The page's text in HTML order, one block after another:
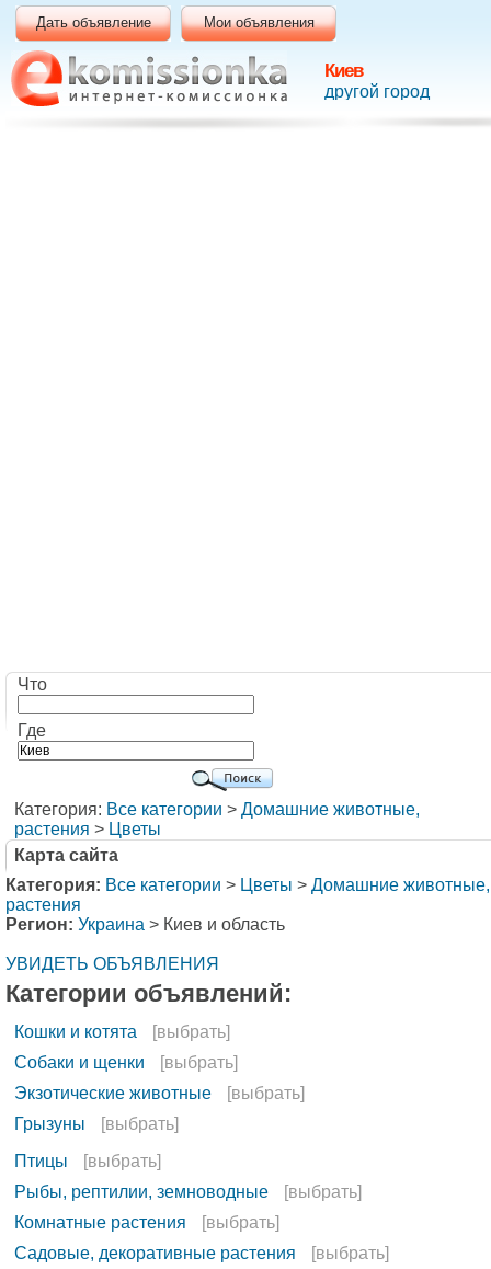
Киев
другой город
Дать объявление Мои объявления
Что
Где
Категория: Все категории > Домашние животные,
растения > Цветы
Карта сайта
Категория: Все категории > Цветы > Домашние животные,
растения
Регион: Украина > Киев и область
УВИДЕТЬ ОБЪЯВЛЕНИЯ
Категории объявлений:
Кошки и котята
[выбрать]
Собаки и щенки
[выбрать]
Экзотические животные
[выбрать]
Грызуны
[выбрать]
Птицы
[выбрать]
Рыбы, рептилии, земноводные
[выбрать]
Комнатные растения
[выбрать]
Садовые, декоративные растения
[выбрать]